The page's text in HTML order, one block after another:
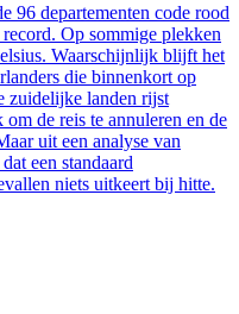
96 departementen code rood
Op sommige plekken
Waarschijnlijk blijft het
die binnenkort op
zuidelijke landen rijst
de reis te annuleren en de
uit een analyse van
een standaard
niets uitkeert bij hitte.